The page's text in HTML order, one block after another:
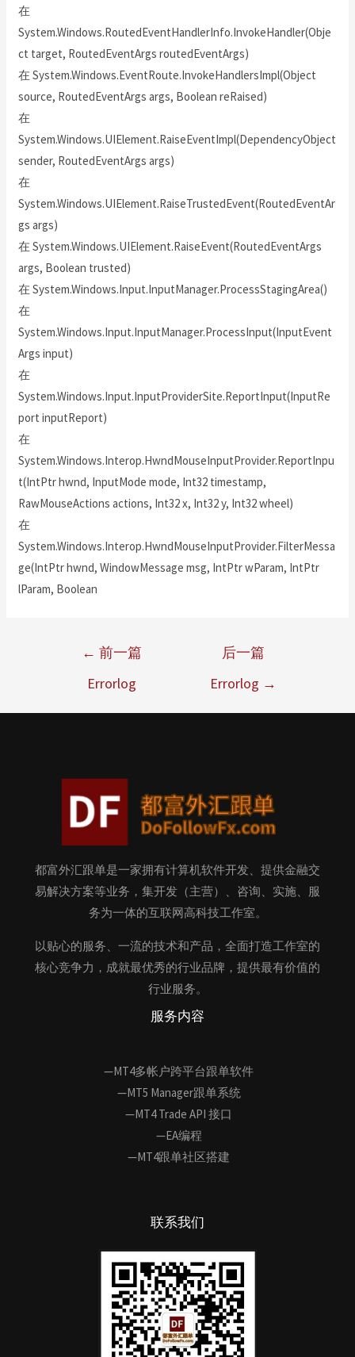
在
System.Windows.RoutedEventHandlerInfo.InvokeHandler(Obje
ct target, RoutedEventArgs routedEventArgs)
在 System.Windows.EventRoute.InvokeHandlersImpl(Object
source, RoutedEventArgs args, Boolean reRaised)
在
System.Windows.UIElement.RaiseEventImpl(DependencyObject
sender, RoutedEventArgs args)
在
System.Windows.UIElement.RaiseTrustedEvent(RoutedEventAr
gs args)
在 System.Windows.UIElement.RaiseEvent(RoutedEventArgs
args, Boolean trusted)
在 System.Windows.Input.InputManager.ProcessStagingArea()
在
System.Windows.Input.InputManager.ProcessInput(InputEvent
Args input)
在
System.Windows.Input.InputProviderSite.ReportInput(InputRe
port inputReport)
在
System.Windows.Interop.HwndMouseInputProvider.ReportInpu
t(IntPtr hwnd, InputMode mode, Int32 timestamp,
RawMouseActions actions, Int32 x, Int32 y, Int32 wheel)
在
System.Windows.Interop.HwndMouseInputProvider.FilterMessa
ge(IntPtr hwnd, WindowMessage msg, IntPtr wParam, IntPtr
lParam, Boolean
← 前一篇
Errorlog
后一篇
Errorlog →
都富外汇跟单是一家拥有计算机软件开发、提供金融交
易解决方案等业务，集开发（主营）、咨询、实施、服
务为一体的互联网高科技工作室。
以贴心的服务、一流的技术和产品，全面打造工作室的
核心竞争力，成就最优秀的行业品牌，提供最有价值的
行业服务。
服务内容
—MT4多帐户跨平台跟单软件
—MT5 Manager跟单系统
—MT4 Trade API 接口
—EA编程
—MT4跟单社区搭建
联系我们